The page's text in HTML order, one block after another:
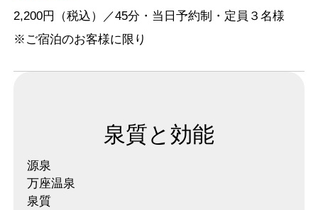
2,200円（税込）／45分・当日予約制・定員３名様
※ご宿泊のお客様に限り
泉質と効能
源泉
万座温泉
泉質